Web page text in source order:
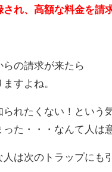
れ、高額な料金を請
の請求が来たら
すよね。
れたくない！という
た・・・なんて人は
は次のトラップにも